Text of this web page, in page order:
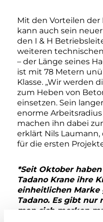
Mit den Vorteilen der
kann auch sein
den I & H
weiteren
– der Länge seines
ist mit 78 Metern
Klasse. „Wir werden
zum Heben von
einsetzen. Sein
enorme
machen ihn dabei
erklärt Nils Laumann,
für die ersten
*Seit Oktober
Tadano Krane ihre
einheitlichen Marke
Tadano. Es gibt nur
man sich merken